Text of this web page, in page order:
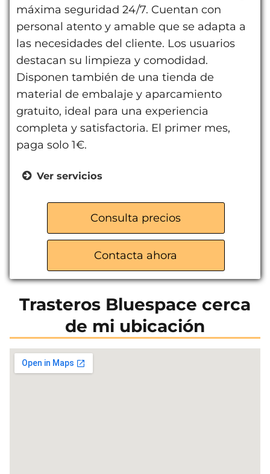
máxima seguridad 24/7. Cuentan con
personal atento y amable que se adapta a
las necesidades del cliente. Los usuarios
destacan su limpieza y comodidad.
Disponen también de una tienda de
material de embalaje y aparcamiento
gratuito, ideal para una experiencia
completa y satisfactoria. El primer mes,
paga solo 1€.
Ver servicios
Almacenes para empresas
Servicio de mudanzas
Tienda material de embalaje
Aparcamiento gratuito
Consulta precios
Contacta ahora
Trasteros Bluespace cerca
de mi ubicación